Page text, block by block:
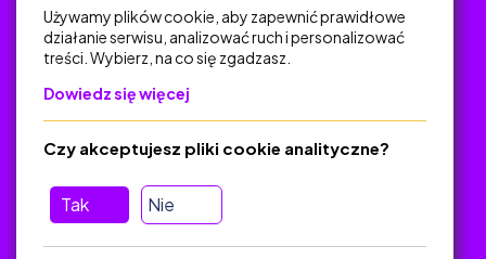
Na skróty
Polityka Prywatności
Regulamin
O platformie
Baza materiałów dydaktycznych
Jak zostać autorem
FAQ
Używamy plików cookie, aby zapewnić prawidłowe
działanie serwisu, analizować ruch i personalizować
treści. Wybierz, na co się zgadzasz.
Dowiedz się więcej
Tak Nie
Czy akceptujesz pliki cookie analityczne?